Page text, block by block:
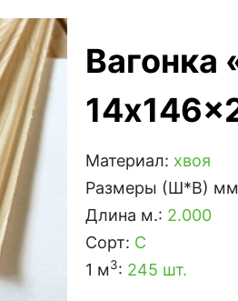
Вагонка
Материал: хвоя
Размеры (Ш*В)
Длина м.: 2.000
Сорт: С
1 м3: 245 шт.